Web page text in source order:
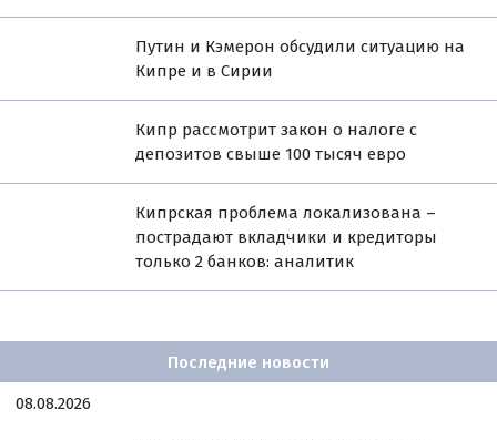
Путин и Кэмерон обсудили ситуацию на
Кипре и в Сирии
Кипр рассмотрит закон о налоге с
депозитов свыше 100 тысяч евро
Кипрская проблема локализована –
пострадают вкладчики и кредиторы
только 2 банков: аналитик
Последние новости
08.08.2026